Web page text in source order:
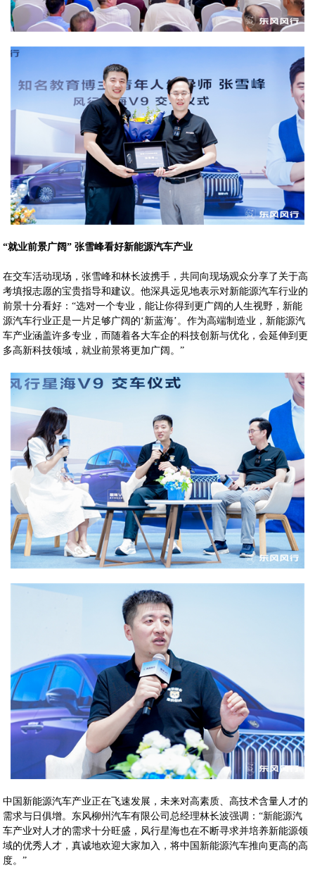
“就业前景广阔” 张雪峰看好新能源汽车产业
在交车活动现场，张雪峰和林长波携手，共同向现场观众分享了关于高
考填报志愿的宝贵指导和建议。他深具远见地表示对新能源汽车行业的
前景十分看好：“选对一个专业，能让你得到更广阔的人生视野，新能
源汽车行业正是一片足够广阔的‘新蓝海’。作为高端制造业，新能源汽
车产业涵盖许多专业，而随着各大车企的科技创新与优化，会延伸到更
多高新科技领域，就业前景将更加广阔。”
中国新能源汽车产业正在飞速发展，未来对高素质、高技术含量人才的
需求与日俱增。东风柳州汽车有限公司总经理林长波强调：“新能源汽
车产业对人才的需求十分旺盛，风行星海也在不断寻求并培养新能源领
域的优秀人才，真诚地欢迎大家加入，将中国新能源汽车推向更高的高
度。”